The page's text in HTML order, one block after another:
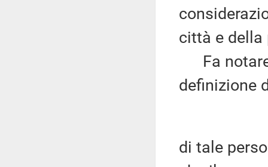
città e della
Fa
definizione
di tale